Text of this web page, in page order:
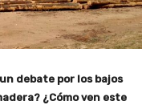
debate por los bajos
¿Cómo ven este